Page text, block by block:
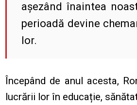
așezând înaintea
perioadă devine
lor.
Începând de anul acesta,
lucrării lor în educație,